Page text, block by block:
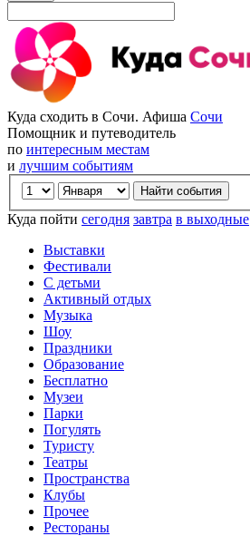
Куда сходить в Сочи. Афиша Сочи
Помощник и путеводитель
по интересным местам
и лучшим событиям
Куда пойти сегодня завтра в выходные
Выставки
Фестивали
С детьми
Активный отдых
Музыка
Шоу
Праздники
Образование
Бесплатно
Музеи
Парки
Погулять
Туристу
Театры
Пространства
Клубы
Прочее
Рестораны